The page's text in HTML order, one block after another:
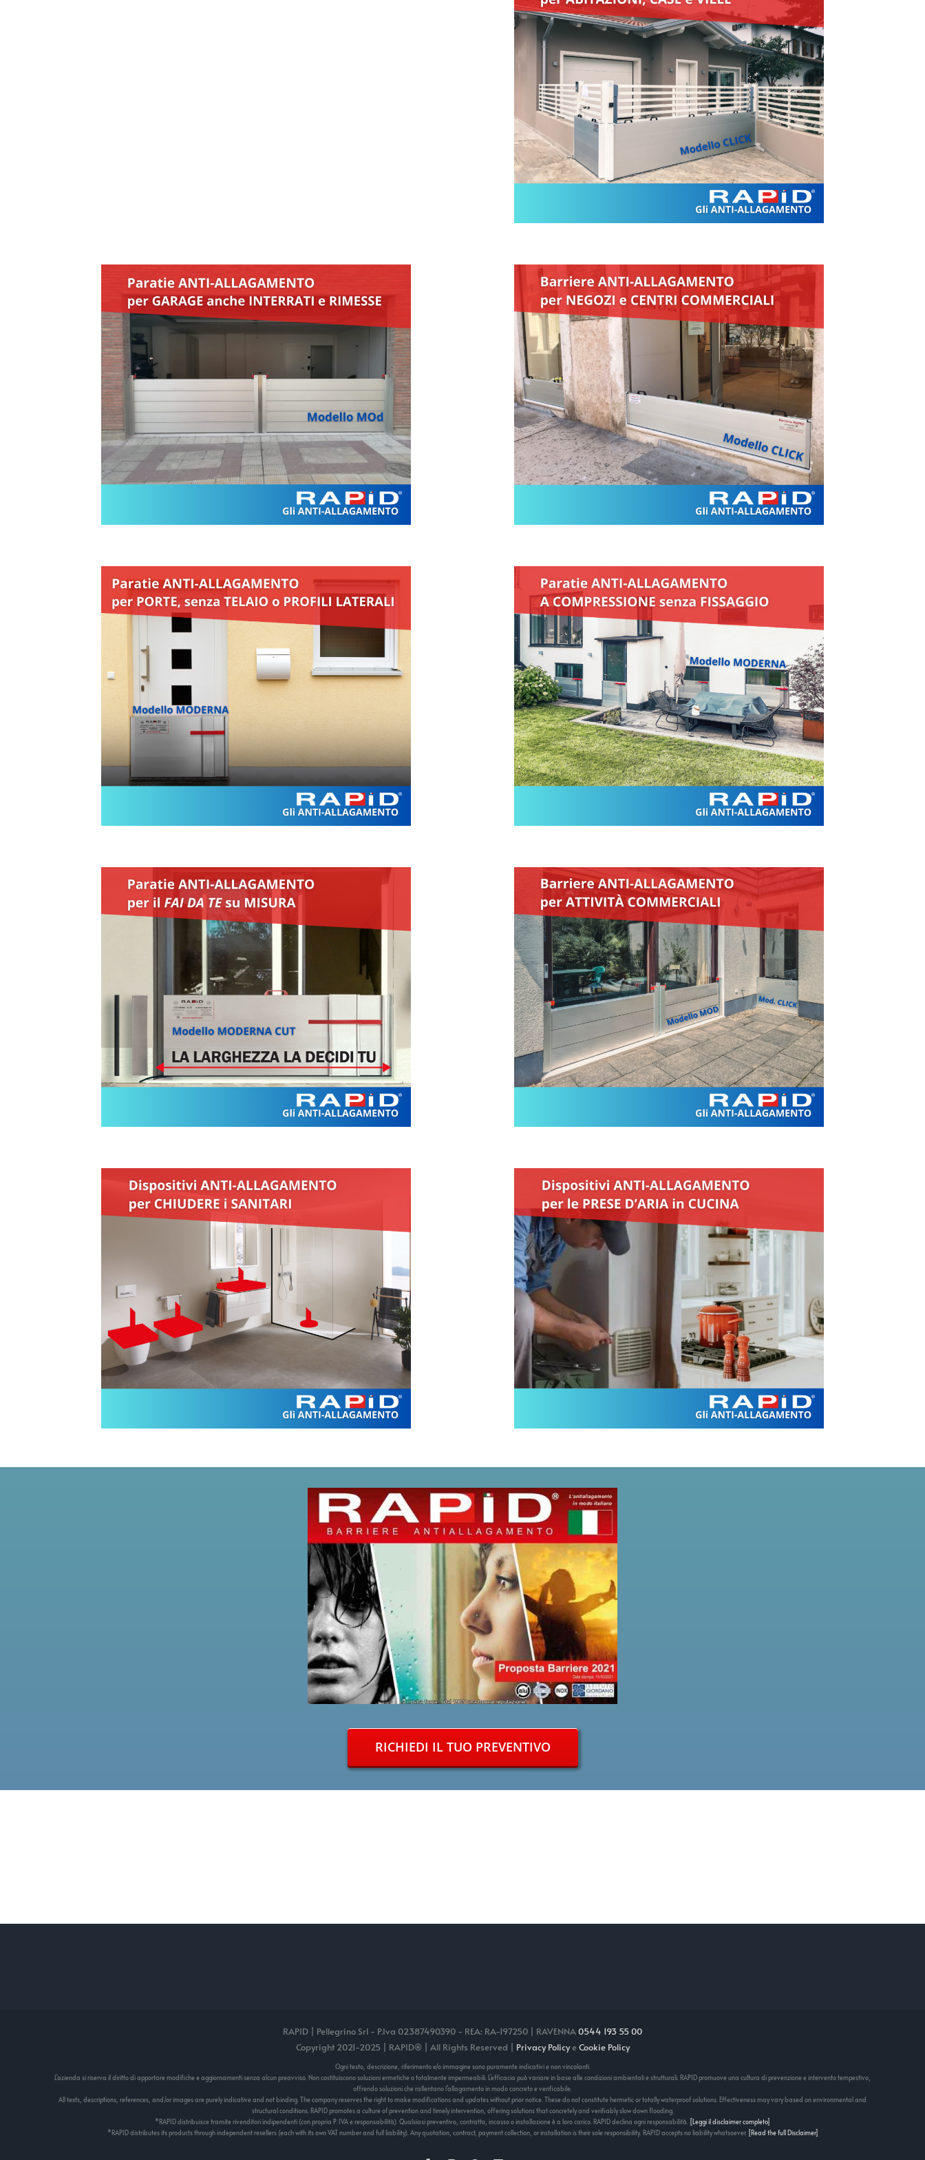
RICHIEDI IL TUO PREVENTIVO
RAPID | Pellegrino Srl - P.Iva 02387490390 - REA: RA-197250 | RAVENNA0544 193 55 00
Copyright 2021-2025 | RAPID® | All Rights Reserved | Privacy PolicyeCookie Policy
Ogni testo, descrizione, riferimento e/o immagine sono puramente indicativi e non vincolanti.
L'azienda si riserva il diritto di apportare modifiche e aggiornamenti senza alcun preavviso. Non costituiscono soluzioni ermetiche o totalmente impermeabili. L’efficacia può variare in base alle condizioni ambientali e strutturali. RAPID promuove una cultura di prevenzione e intervento tempestivo,
offrendo soluzioni che rallentano l’allagamento in modo concreto e verificabile.
All texts, descriptions, references, and/or images are purely indicative and not binding. The company reserves the right to make modifications and updates without prior notice. These do not constitute hermetic or totally waterproof solutions. Effectiveness may vary based on environmental and
structural conditions. RAPID promotes a culture of prevention and timely intervention, offering solutions that concretely and verifiably slow down flooding.
*RAPID distribuisce tramite rivenditori indipendenti (con propria P. IVA e responsabilità). Qualsiasi preventivo, contratto, incasso o installazione è a loro carico. RAPID declina ogni responsabilità. [Leggi il disclaimer completo]
*RAPID distributes its products through independent resellers (each with its own VAT number and full liability). Any quotation, contract, payment collection, or installation is their sole responsibility. RAPID accepts no liability whatsoever. [Read the full Disclaimer]